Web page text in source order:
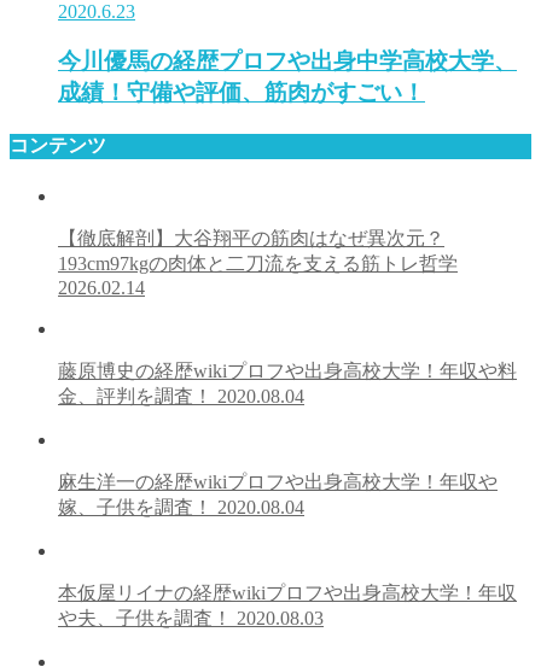
2020.6.23
今川優馬の経歴プロフや出身中学高校大学、
成績！守備や評価、筋肉がすごい！
コンテンツ
【徹底解剖】大谷翔平の筋肉はなぜ異次元？
193cm97kgの肉体と二刀流を支える筋トレ哲学
2026.02.14
藤原博史の経歴wikiプロフや出身高校大学！年収や料
金、評判を調査！ 2020.08.04
麻生洋一の経歴wikiプロフや出身高校大学！年収や
嫁、子供を調査！ 2020.08.04
本仮屋リイナの経歴wikiプロフや出身高校大学！年収
や夫、子供を調査！ 2020.08.03